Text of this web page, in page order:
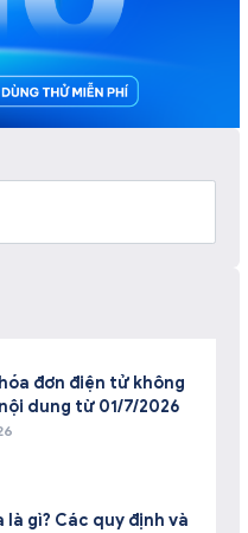
đơn điện tử không
dung từ 01/7/2026
là gì? Các quy định và